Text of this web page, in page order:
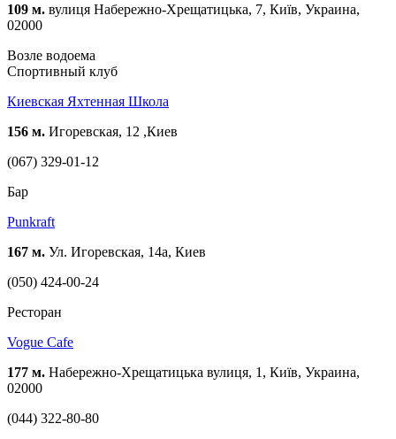
109 м. вулиця Набережно-Хрещатицька, 7, Київ, Украина,
02000
Возле водоема
Спортивный клуб
Киевская Яхтенная Школа
156 м. Игоревская, 12 ,Киев
(067) 329-01-12
Бар
Punkraft
167 м. Ул. Игоревская, 14а, Киев
(050) 424-00-24
Ресторан
Vogue Cafe
177 м. Набережно-Хрещатицька вулиця, 1, Київ, Украина,
02000
(044) 322-80-80